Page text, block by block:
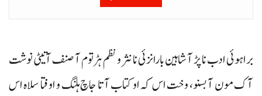
براہوئی ادب نا پڑ آ شاہین بارانزئی نا نثر و نظم ہڑتوم آ صنف آتیٹی نوشت
آک مون آ بسنو، وخت اس کہ او کتاب آتا جاچ ہلنگ و اوفتا سلاہ اس